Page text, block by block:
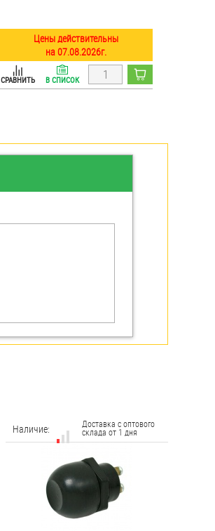
Цены действительны
на 07.08.2026г.
СРАВНИТЬ В СПИСОК
Наличие: Доставка с оптового
склада от 1 дня
Доставка с оптового
склада от 1 дня